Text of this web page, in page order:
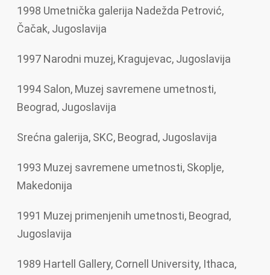
1998 Umetnička galerija Nadežda Petrović,
Čačak, Jugoslavija
1997 Narodni muzej, Kragujevac, Jugoslavija
1994 Salon, Muzej savremene umetnosti,
Beograd, Jugoslavija
Srećna galerija, SKC, Beograd, Jugoslavija
1993 Muzej savremene umetnosti, Skoplje,
Makedonija
1991 Muzej primenjenih umetnosti, Beograd,
Jugoslavija
1989 Hartell Gallery, Cornell University, Ithaca,